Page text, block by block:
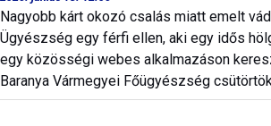
Nagyobb kárt okozó csalás miatt emelt
Ügyészség egy férfi ellen, aki egy idős
egy közösségi webes alkalmazáson
Baranya Vármegyei Főügyészség